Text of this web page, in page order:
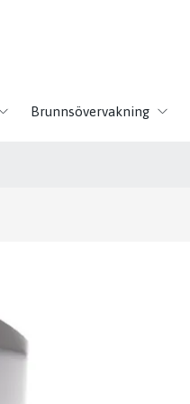
Brunnsövervakning